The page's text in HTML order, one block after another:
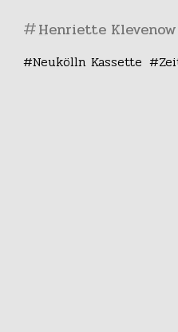
#
Neukölln Kassette